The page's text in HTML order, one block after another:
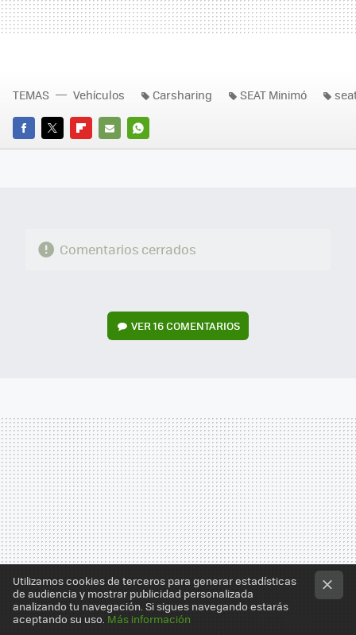
FACEBOOK
TWITTERFLIPBOARD
E-
WHATSAPP
TEMAS Vehículos Carsharing SEAT Minimó
Comentarios cerrados
VER16 COMENTARIOS
Utilizamos cookies de terceros para generar estadísticas
de audiencia y mostrar publicidad personalizada
analizando tu navegación. Si sigues navegando estarás
aceptando su uso. Más información